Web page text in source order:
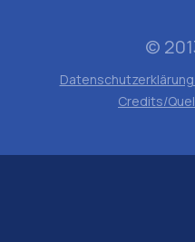
©
Datenschutzerklärung
Credits/